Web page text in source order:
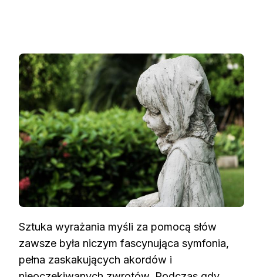
Sztuka wyrażania myśli za pomocą słów
zawsze była niczym fascynująca symfonia,
pełna zaskakujących akordów i